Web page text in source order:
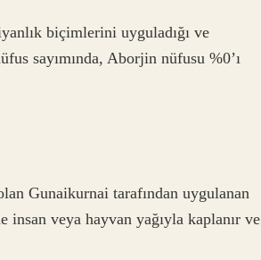
biçimlerini uyguladığı ve
sayımında, Aborjin nüfusu %0’ı
Gunaikurnai tarafından uygulanan
veya hayvan yağıyla kaplanır ve